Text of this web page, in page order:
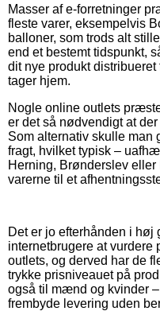
Masser af e-forretninger
fleste varer, eksempelvis
balloner, som trods alt
end et bestemt tidspunkt,
dit nye produkt
tager hjem.
Nogle online outlets
er det så nødvendigt at
Som alternativ skulle man
fragt, hvilket typisk –
Herning, Brønderslev
varerne til et
Det er jo efterhånden i høj
internetbrugere at vurdere
outlets, og derved har de
trykke prisniveauet på
også til mænd og kvinder
frembyde levering uden